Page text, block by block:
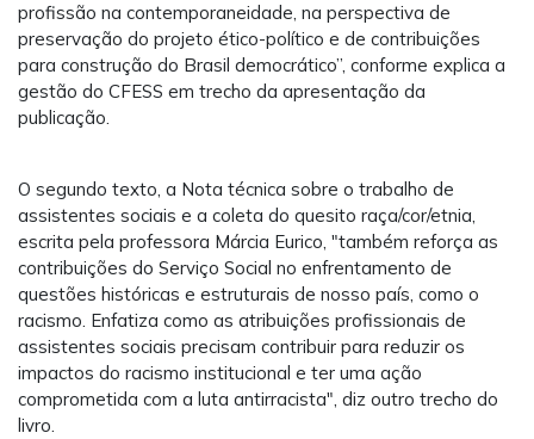
profissão na contemporaneidade, na perspectiva de
preservação do projeto ético-político e de contribuições
para construção do Brasil democrático”, conforme explica a
gestão do CFESS em trecho da apresentação da
publicação.
O segundo texto, a Nota técnica sobre o trabalho de
assistentes sociais e a coleta do quesito raça/cor/etnia,
escrita pela professora Márcia Eurico, "também reforça as
contribuições do Serviço Social no enfrentamento de
questões históricas e estruturais de nosso país, como o
racismo. Enfatiza como as atribuições profissionais de
assistentes sociais precisam contribuir para reduzir os
impactos do racismo institucional e ter uma ação
comprometida com a luta antirracista", diz outro trecho do
livro.